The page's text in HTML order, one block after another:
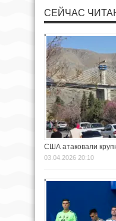
СЕЙЧАС
США атаковали
03.04.2026 20:10